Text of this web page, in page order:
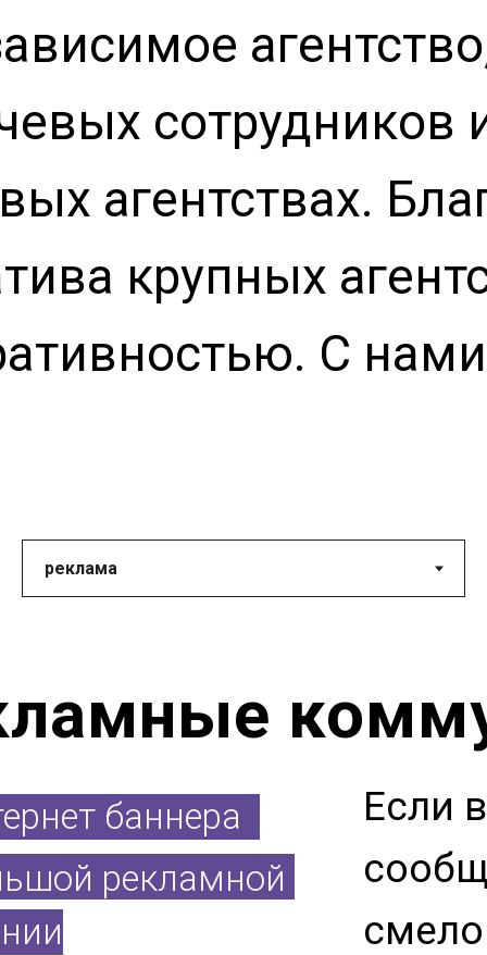
агентствах.
крупных
С
Если
рекламной
баннера